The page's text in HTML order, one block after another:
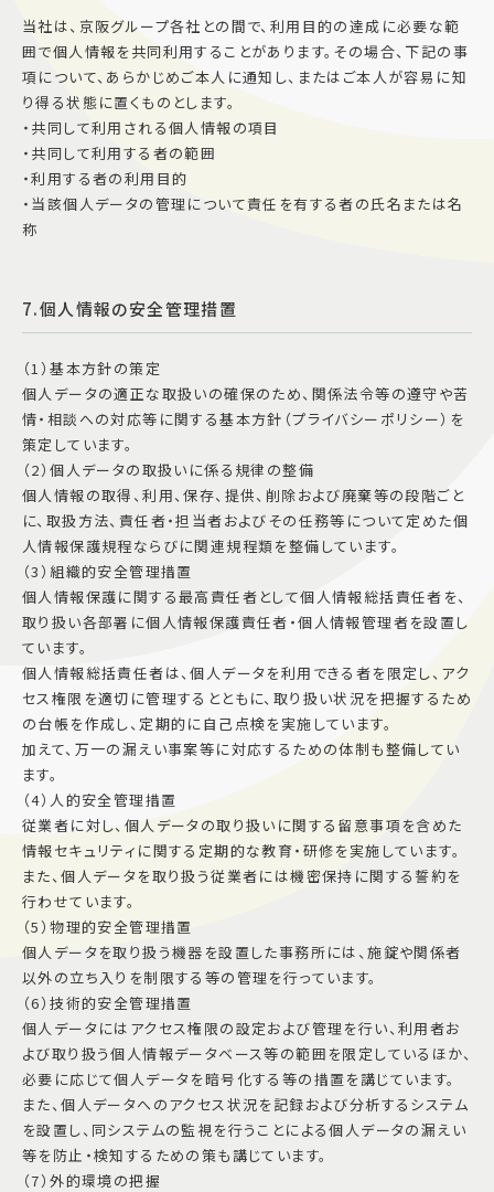
当社は、京阪グループ各社との間で、利用目的の達成に必要な範
囲で個人情報を共同利用することがあります。その場合、下記の事
項について、あらかじめご本人に通知し、またはご本人が容易に知
り得る状態に置くものとします。
・共同して利用される個人情報の項目
・共同して利用する者の範囲
・利用する者の利用目的
・当該個人データの管理について責任を有する者の氏名または名
称
7.個人情報の安全管理措置
（1）基本方針の策定
個人データの適正な取扱いの確保のため、関係法令等の遵守や苦
情・相談への対応等に関する基本方針（プライバシーポリシー）を
策定しています。
（2）個人データの取扱いに係る規律の整備
個人情報の取得、利用、保存、提供、削除および廃棄等の段階ごと
に、取扱方法、責任者・担当者およびその任務等について定めた個
人情報保護規程ならびに関連規程類を整備しています。
（3）組織的安全管理措置
個人情報保護に関する最高責任者として個人情報総括責任者を、
取り扱い各部署に個人情報保護責任者・個人情報管理者を設置し
ています。
個人情報総括責任者は、個人データを利用できる者を限定し、アク
セス権限を適切に管理するとともに、取り扱い状況を把握するため
の台帳を作成し、定期的に自己点検を実施しています。
加えて、万一の漏えい事案等に対応するための体制も整備してい
ます。
（4）人的安全管理措置
従業者に対し、個人データの取り扱いに関する留意事項を含めた
情報セキュリティに関する定期的な教育・研修を実施しています。
また、個人データを取り扱う従業者には機密保持に関する誓約を
行わせています。
（5）物理的安全管理措置
個人データを取り扱う機器を設置した事務所には、施錠や関係者
以外の立ち入りを制限する等の管理を行っています。
（6）技術的安全管理措置
個人データにはアクセス権限の設定および管理を行い、利用者お
よび取り扱う個人情報データベース等の範囲を限定しているほか、
必要に応じて個人データを暗号化する等の措置を講じています。
また、個人データへのアクセス状況を記録および分析するシステム
を設置し、同システムの監視を行うことによる個人データの漏えい
等を防止・検知するための策も講じています。
（7）外的環境の把握